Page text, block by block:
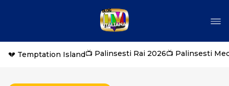
💔 Temptation Island📺 Palinsesti Rai 2026📺 Palinsesti